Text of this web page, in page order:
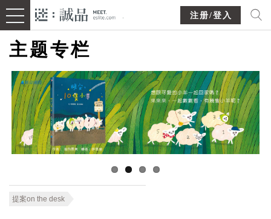
注册/登入
主题专栏
提案on the desk